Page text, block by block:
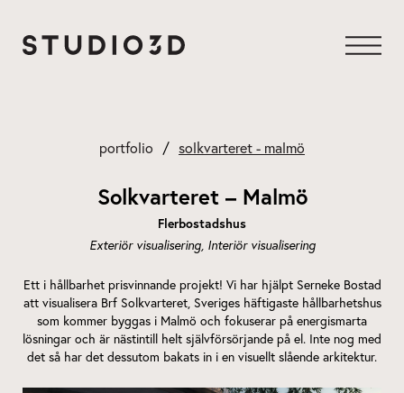
portfolio solkvarteret - malmö
Solkvarteret – Malmö
Flerbostadshus
Exteriör visualisering Interiör visualisering
Ett i hållbarhet prisvinnande projekt! Vi har hjälpt Serneke Bostad
att visualisera Brf Solkvarteret, Sveriges häftigaste hållbarhetshus
som kommer byggas i Malmö och fokuserar på energismarta
lösningar och är nästintill helt självförsörjande på el. Inte nog med
det så har det dessutom bakats in i en visuellt slående arkitektur.